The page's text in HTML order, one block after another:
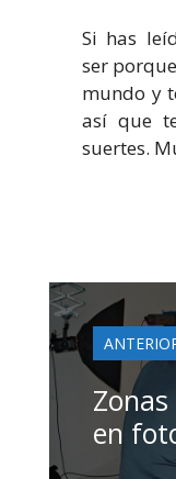
Si has
ser
mundo y
así que
suertes.
en